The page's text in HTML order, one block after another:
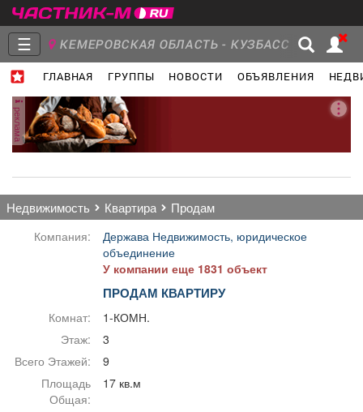
☰ КЕМЕРОВСКАЯ ОБЛАСТЬ - КУЗБАСС
ГЛАВНАЯ ГРУППЫ НОВОСТИ ОБЪЯВЛЕНИЯ
Главная
Группы Новости
реклама
недвижимость квартира продам
Компания:
Держава Недвижимость, юридическое
объединение
У компании еще 1831 объект
ПРОДАМ КВАРТИРУ
Комнат:
1-КОМН.
Этаж:
3
Всего Этажей:
9
Площадь
Общая:
17 кв.м